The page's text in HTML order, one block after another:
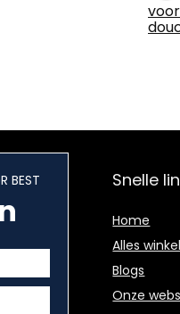
BEST Snelle
Home
Alles
Blogs
Onze